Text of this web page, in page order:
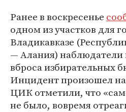
Ранее в воскресенье
одном из участков для
Владикавказе
— Алания) наблюдатели
вброса избирательных
Инцидент произошел
ЦИК отметили, что
не было, вовремя